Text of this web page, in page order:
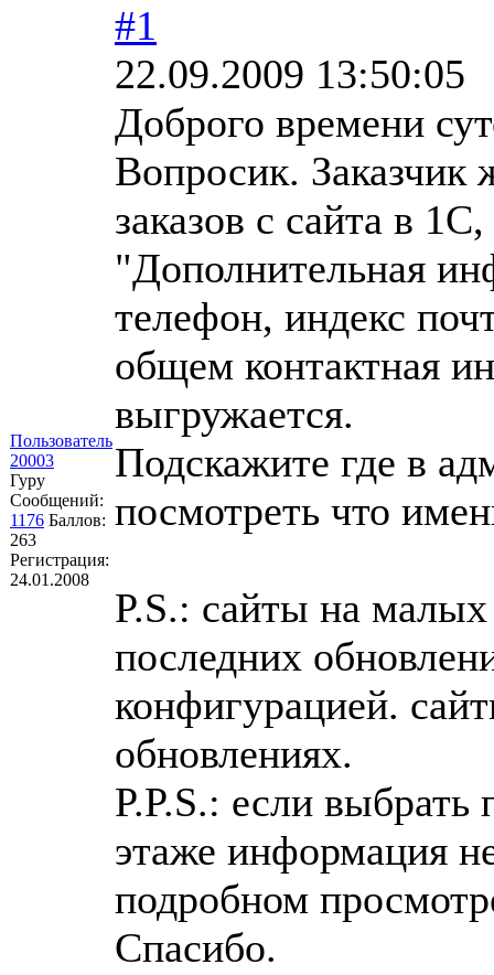
Пользователь
20003
Гуру
Сообщений:
1176 Баллов:
263
Регистрация:
24.01.2008
#1
22.09.2009 13:50:05
Доброго времени
Вопросик. Заказчик
заказов с сайта в
"Дополнительная
телефон, индекс
общем контактная
выгружается.
Подскажите где в
посмотреть что
P.S.: сайты на
последних
конфигурацией.
обновлениях.
P.P.S.: если выбрать
этаже информация
подробном
Спасибо.